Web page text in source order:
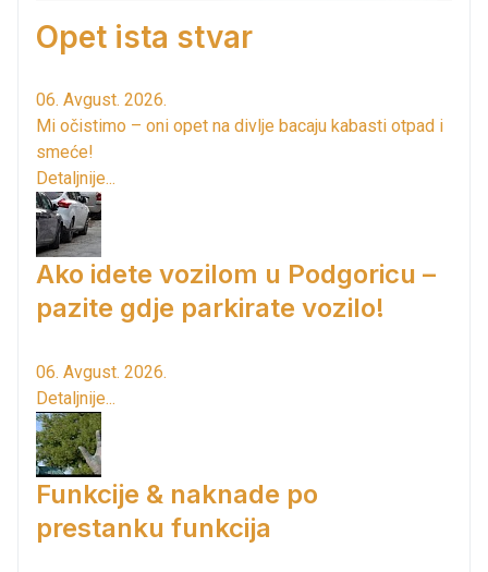
Opet ista stvar
06. Avgust. 2026.
Mi očistimo – oni opet na divlje bacaju kabasti otpad i
smeće!
Detaljnije...
Ako idete vozilom u Podgoricu –
pazite gdje parkirate vozilo!
06. Avgust. 2026.
Detaljnije...
Funkcije & naknade po
prestanku funkcija